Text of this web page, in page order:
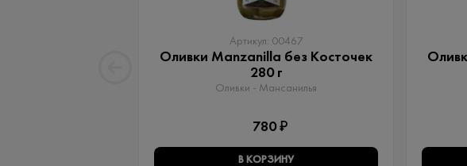
Артикул: 00467
Оливки Manzanilla без Косточек
280 г
Оливки - Мансанилья
780 ₽
В КОРЗИНУ